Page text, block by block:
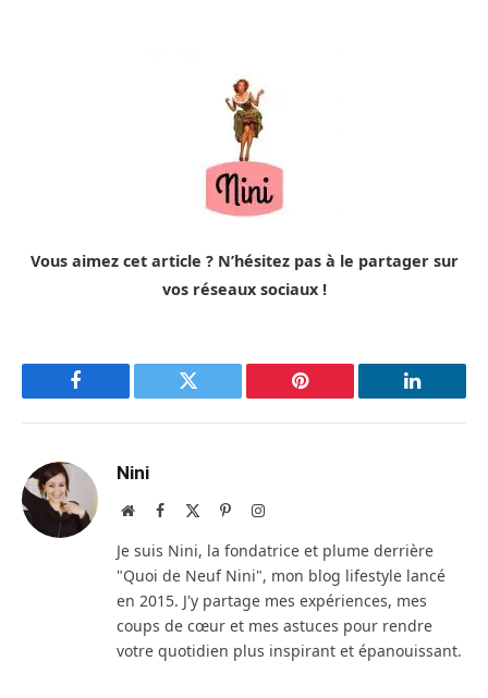
Vous aimez cet article ? N’hésitez pas à le partager sur
vos réseaux sociaux !
Facebook Twitter Pinterest LinkedIn
Nini
Site Facebook PinterestInstagram
Je suis Nini, la fondatrice et plume derrière
"Quoi de Neuf Nini", mon blog lifestyle lancé
en 2015. J'y partage mes expériences, mes
coups de cœur et mes astuces pour rendre
votre quotidien plus inspirant et épanouissant.